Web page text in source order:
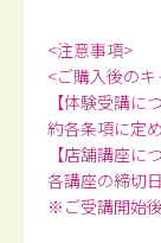
<注意事項>
<ご購入後の
【体験受講に
約各条項に定
【店舗講座に
各講座の締切
※ご受講開始